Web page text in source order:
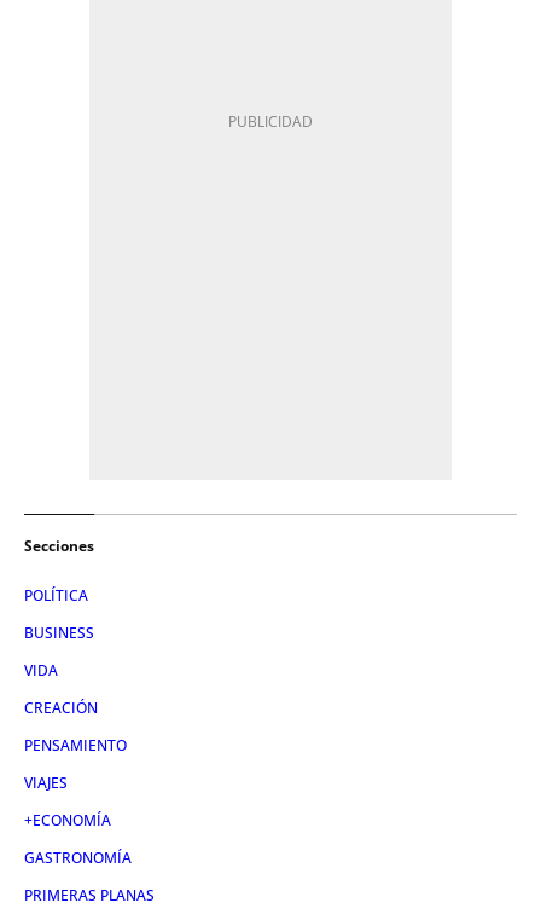
Secciones
POLÍTICA
BUSINESS
VIDA
CREACIÓN
PENSAMIENTO
VIAJES
+ECONOMÍA
GASTRONOMÍA
PRIMERAS PLANAS